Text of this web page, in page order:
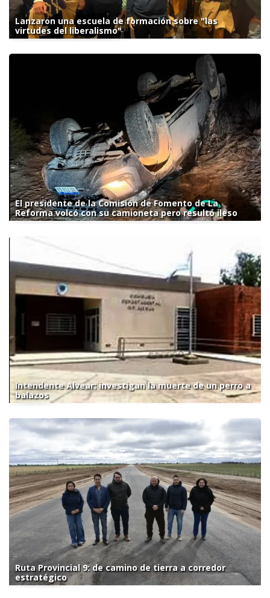
Lanzaron una escuela de formación sobre "las
virtudes del liberalismo"
El presidente de la Comisión de Fomento de La
Reforma volcó con su camioneta pero resultó ileso
Intendente Alvear: investigan la muerte de un perro a
balazos
Ruta Provincial 9: de camino de tierra a corredor
estratégico